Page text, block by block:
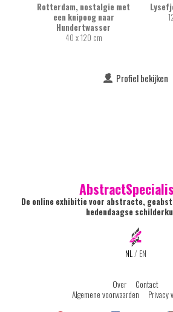
Rotterdam, nostalgie met
een knipoog naar
Hundertwasser
40 x 120 cm
Profiel bekijken
De online exhibitie voor abstracte,
hedendaagse
NL/ EN
Over
Contact
Algemene voorwaarden
Privacy